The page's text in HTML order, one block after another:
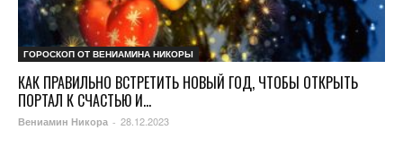
ГОРОСКОП ОТ ВЕНИАМИНА НИКОРЫ
КАК ПРАВИЛЬНО ВСТРЕТИТЬ НОВЫЙ ГОД, ЧТОБЫ ОТКРЫТЬ
ПОРТАЛ К СЧАСТЬЮ И...
Вениамин Никора - 28.12.2023